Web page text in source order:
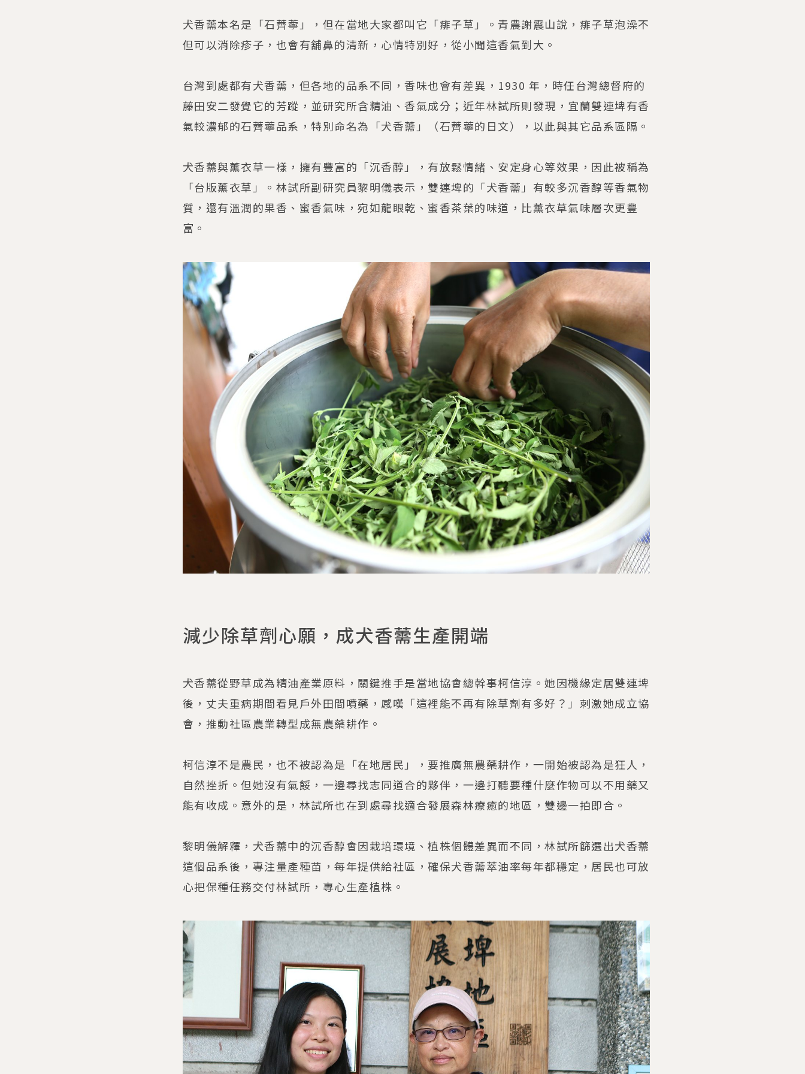
犬香薷本名是「石薺薴」，但在當地大家都叫它「痱子草」。青農謝震山說，痱子草泡澡不
但可以消除疹子，也會有舖鼻的清新，心情特別好，從小聞這香氣到大。
台灣到處都有犬香薷，但各地的品系不同，香味也會有差異，1930 年，時任台灣總督府的
藤田安二發覺它的芳蹤，並研究所含精油、香氣成分；近年林試所則發現，宜蘭雙連埤有香
氣較濃郁的石薺薴品系，特別命名為「犬香薷」（石薺薴的日文），以此與其它品系區隔。
犬香薷與薰衣草一樣，擁有豐富的「沉香醇」，有放鬆情緒、安定身心等效果，因此被稱為
「台版薰衣草」。林試所副研究員黎明儀表示，雙連埤的「犬香薷」有較多沉香醇等香氣物
質，還有溫潤的果香、蜜香氣味，宛如龍眼乾、蜜香茶葉的味道，比薰衣草氣味層次更豐
富。
減少除草劑心願，成犬香薷生產開端
犬香薷從野草成為精油產業原料，關鍵推手是當地協會總幹事柯信淳。她因機緣定居雙連埤
後，丈夫重病期間看見戶外田間噴藥，感嘆「這裡能不再有除草劑有多好？」刺激她成立協
會，推動社區農業轉型成無農藥耕作。
柯信淳不是農民，也不被認為是「在地居民」，要推廣無農藥耕作，一開始被認為是狂人，
自然挫折。但她沒有氣餒，一邊尋找志同道合的夥伴，一邊打聽要種什麼作物可以不用藥又
能有收成。意外的是，林試所也在到處尋找適合發展森林療癒的地區，雙邊一拍即合。
黎明儀解釋，犬香薷中的沉香醇會因栽培環境、植株個體差異而不同，林試所篩選出犬香薷
這個品系後，專注量產種苗，每年提供給社區，確保犬香薷萃油率每年都穩定，居民也可放
心把保種任務交付林試所，專心生產植株。